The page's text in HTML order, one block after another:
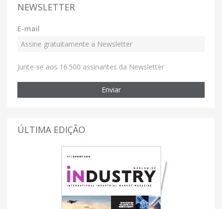
NEWSLETTER
E-mail
Junte-se aos 16.500 assinantes da Newsletter
Enviar
ÚLTIMA EDIÇÃO